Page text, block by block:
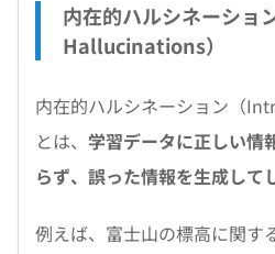
内在的ハルシネーシ
Hallucinations）
内在的ハルシネーション（
とは、 学習データに正しい情
らず、誤った情報を生成して
例えば、富士山の標高に関す